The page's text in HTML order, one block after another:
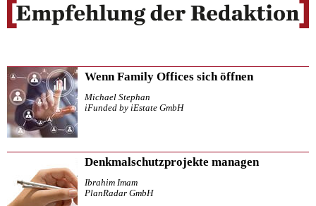
Wenn Family Offices sich öffnen
Michael Stephan
iFunded by iEstate GmbH
Denkmalschutzprojekte managen
Ibrahim Imam
PlanRadar GmbH